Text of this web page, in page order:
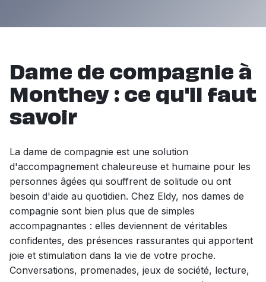
Dame de compagnie à
Monthey : ce qu'il faut
savoir
La dame de compagnie est une solution
d'accompagnement chaleureuse et humaine pour les
personnes âgées qui souffrent de solitude ou ont
besoin d'aide au quotidien. Chez Eldy, nos dames de
compagnie sont bien plus que de simples
accompagnantes : elles deviennent de véritables
confidentes, des présences rassurantes qui apportent
joie et stimulation dans la vie de votre proche.
Conversations, promenades, jeux de société, lecture,